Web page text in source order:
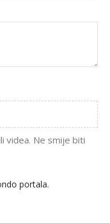
videa. Ne smije biti
portala.